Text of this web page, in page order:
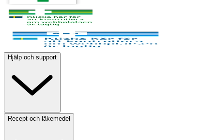
Hjälp och support
Recept och läkemedel